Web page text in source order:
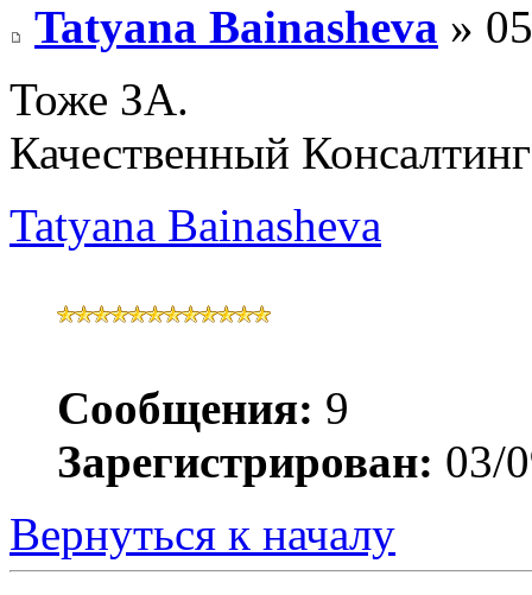
Tatyana Bainasheva »
Тоже ЗА.
Качественный
Tatyana Bainasheva
Сообщения: 9
Зарегистрирован: 03/
Вернуться к началу